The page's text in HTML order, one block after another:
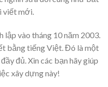
viết mới.
vào tháng 10 năm 2003.
bằng tiếng Việt. Đó là một
đủ. Xin các bạn hãy giúp
xây dựng này!